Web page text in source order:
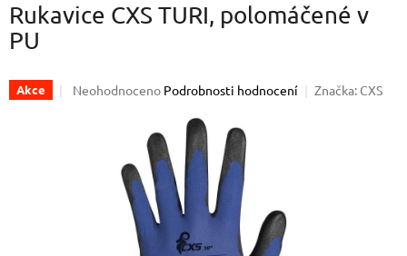
Rukavice CXS TURI, polomáčené v
PU
Akce
Průměrné
hvězdiček.
Neohodnoceno Podrobnosti hodnocení Značka: CXS